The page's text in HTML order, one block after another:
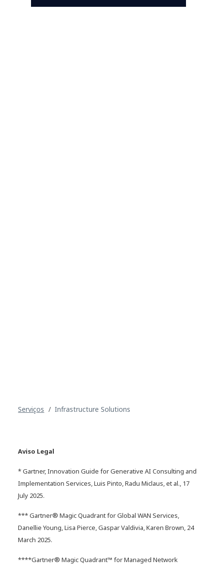
Promover o futuro da
manufatura inteligente com
redes preparadas para IA
Serviços Infrastructure Solutions
Aviso Legal
* Gartner, Innovation Guide for Generative AI Consulting and
Implementation Services, Luis Pinto, Radu Miclaus, et al., 17
July 2025.
*** Gartner® Magic Quadrant for Global WAN Services,
Danellie Young, Lisa Pierce, Gaspar Valdivia, Karen Brown, 24
March 2025.
****Gartner® Magic Quadrant™ for Managed Network